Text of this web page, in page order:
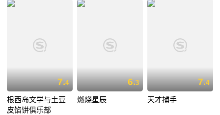
7.4
根西岛文学与土豆
皮馅饼俱乐部
6.3
燃烧星辰
7.4
天才捕手